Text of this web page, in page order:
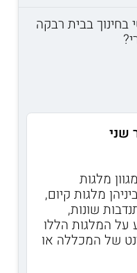
בחינוך בבית רבקה
שני
מלגות
מלגות קיום,
שונות,
על המלגות הללו
של המכללה או